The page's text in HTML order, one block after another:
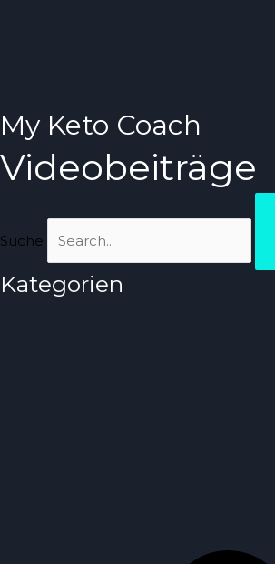
My Keto Coach
Videobeiträge
Suche
Kategorien